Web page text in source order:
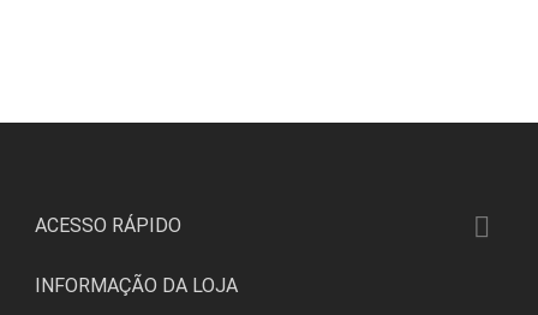
ACESSO RÁPIDO 
INFORMAÇÃO DA LOJA